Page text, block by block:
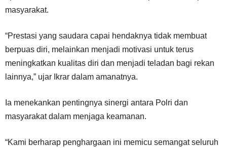
masyarakat.
“Prestasi yang saudara capai hendaknya tidak membuat
berpuas diri, melainkan menjadi motivasi untuk terus
meningkatkan kualitas diri dan menjadi teladan bagi rekan
lainnya,” ujar Ikrar dalam amanatnya.
Ia menekankan pentingnya sinergi antara Polri dan
masyarakat dalam menjaga keamanan.
“Kami berharap penghargaan ini memicu semangat seluruh